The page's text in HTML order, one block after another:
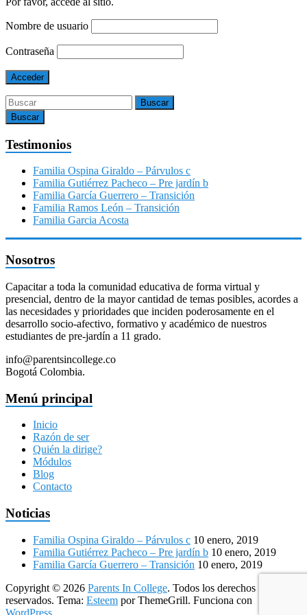
Nombre de usuario
Contraseña
Buscar
Testimonios
Familia Ospina Giraldo – Párvulos c
Familia Gutiérrez Pacheco – Pre jardín b
Familia García Guerrero – Transición
Familia Ramos León – Transición
Familia Garcia Acosta
Nosotros
Capacitar a toda la comunidad educativa de forma virtual y
presencial, dentro de la mayor cantidad de temas posibles, acordes a
las necesidades y prioridades que inciden poderosamente en el
desarrollo socio-afectivo, formativo y académico de nuestros
estudiantes de pre-jardín a 11 grado.
info@parentsincollege.co
Bogotá Colombia.
Menú principal
Inicio
Razón de ser
Quién la dirige?
Módulos
Blog
Contacto
Noticias
Familia Ospina Giraldo – Párvulos c 10 enero, 2019
Familia Gutiérrez Pacheco – Pre jardín b 10 enero, 2019
Familia García Guerrero – Transición 10 enero, 2019
Copyright © 2026 Parents In College. Todos los derechos
reservados. Tema: Esteem por ThemeGrill. Funciona con
WordPress